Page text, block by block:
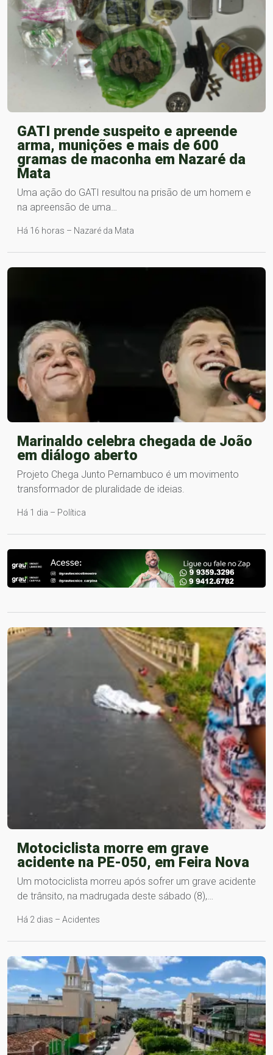
GATI prende suspeito e apreende
arma, munições e mais de 600
gramas de maconha em Nazaré da
Mata
Uma ação do GATI resultou na prisão de um homem e
na apreensão de uma…
Há 16 horas – Nazaré da Mata
Marinaldo celebra chegada de João
em diálogo aberto
Projeto Chega Junto Pernambuco é um movimento
transformador de pluralidade de ideias.
Há 1 dia – Política
Motociclista morre em grave
acidente na PE-050, em Feira Nova
Um motociclista morreu após sofrer um grave acidente
de trânsito, na madrugada deste sábado (8),…
Há 2 dias – Acidentes